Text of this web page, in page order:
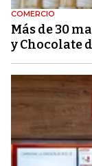
COMERCIO
Más de 30
y Chocolate